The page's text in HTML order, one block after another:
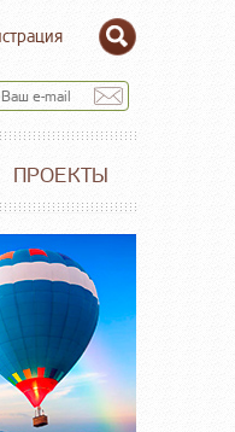
ПРОЕКТЫ